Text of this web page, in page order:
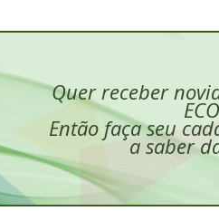
Quer receber
Então faça seu
a saber